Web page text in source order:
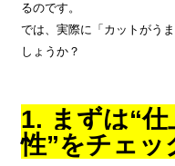
るのです。
では、実際に「カットがう
しょうか？
1. まずは“
性”をチェッ